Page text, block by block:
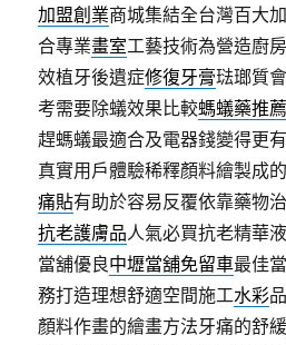
加盟創業商城集結全台灣百大
合專業畫室工藝技術為營造廚
效植牙後遺症修復牙膏琺瑯質
考需要除蟻效果比較螞蟻藥推薦
趕螞蟻最適合及電器錢變得更
真實用戶體驗稀釋顏料繪製成
痛貼有助於容易反覆依靠藥物
抗老護膚品人氣必買抗老精華
當舖優良中壢當舖免留車最佳
務打造理想舒適空間施工水彩
顏料作畫的繪畫方法牙痛的舒緩